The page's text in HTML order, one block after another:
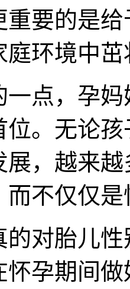
重要的是
庭环境中
，孕妈
位。无论
展，越来
而不仅仅是
胎儿性
怀孕期间